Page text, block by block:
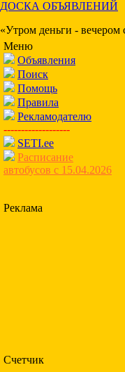
ДОСКА ОБЪЯВЛЕНИЙ
«Утром деньги - вечером
Меню
Объявления
Поиск
Помощь
Правила
Рекламодателю
-------------------
SETI.ee
Расписание
автобусов с 15.04.2026
Реклама
Счетчик